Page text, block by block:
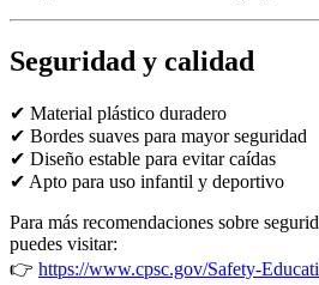
Seguridad y calidad
✔ Material plástico duradero
✔ Bordes suaves para mayor seguridad
✔ Diseño estable para evitar caídas
✔ Apto para uso infantil y deportivo
Para más recomendaciones sobre
puedes visitar:
👉 https://www.cpsc.gov/Safety-